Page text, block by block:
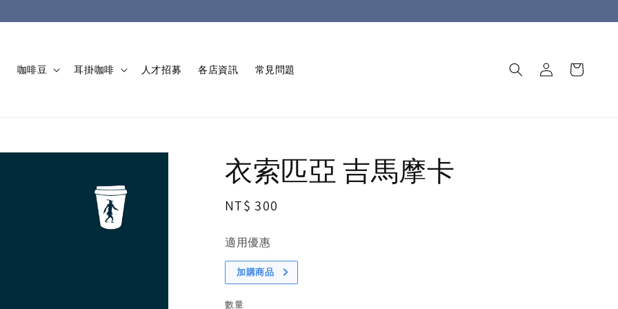
咖啡豆 耳掛咖啡 人才招募 各店資訊 常見問題
衣索匹亞 吉馬摩卡
Regular
NT$ 300
適用優惠
加購商品
數量